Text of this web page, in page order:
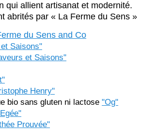
qui allient artisanat et modernité.
abrités par « La Ferme du Sens »
du Sens and Co
Saisons"
et Saisons"
Henry"
bio sans gluten ni lactose "Og"
Prouvée"